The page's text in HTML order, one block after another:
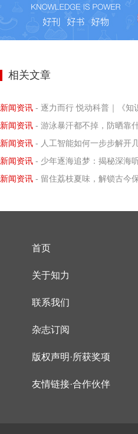
相关文章
新闻资讯 - 逐力而行 悦动科普｜《知识就是力量
新闻资讯 - 游泳暴汗都不掉，防晒靠
新闻资讯 - 人工智能如何一步步解开
新闻资讯 - 少年逐海追梦：揭秘深海
新闻资讯 - 留住荔枝夏味，解锁古今
首页
关于知力
联系我们
杂志订阅
版权声明·所获奖项
友情链接·合作伙伴